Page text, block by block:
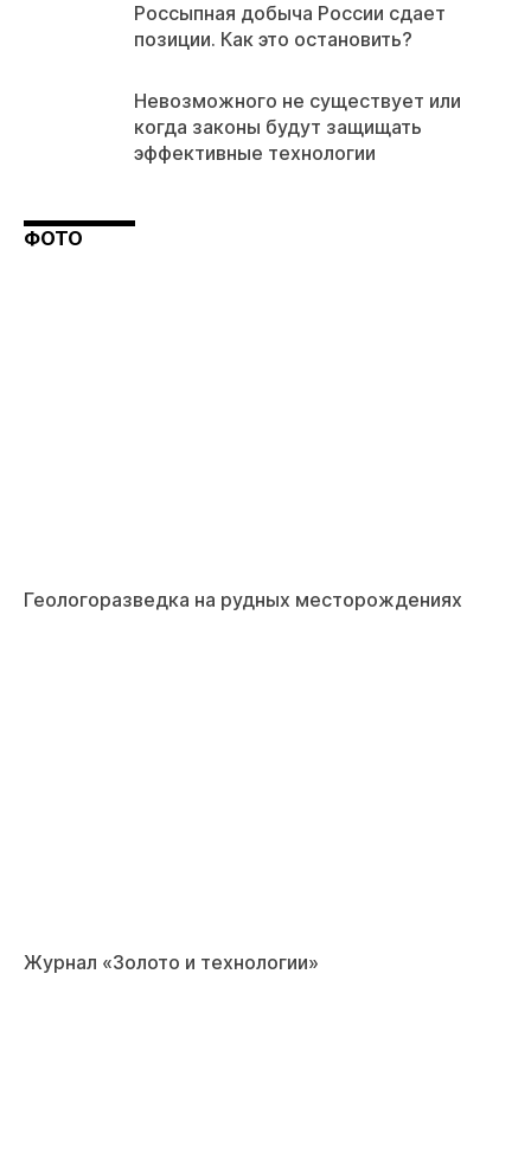
Россыпная добыча России сдает
позиции. Как это остановить?
Невозможного не существует или
когда законы будут защищать
эффективные технологии
ФОТО
Геологоразведка на рудных месторождениях
Журнал «Золото и технологии»